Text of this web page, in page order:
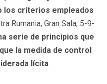
los criterios empleados
Rumania, Gran Sala, 5-9-
serie de principios que
la medida de control
lícita.